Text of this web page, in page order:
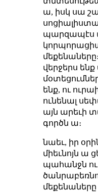
ա, իսկ սա
պարզապէս
վերջերս
ենք, ու
ունենալ
այն արեւի
գործն ա։
նաեւ, իր
միեւնոյն ա
պահանջն